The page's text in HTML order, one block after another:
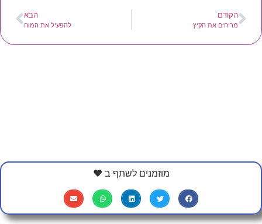
הקודם
מריחים את הקיץ
הבא
להפעיל את המוח
מוזמנים לשתף ב ❤